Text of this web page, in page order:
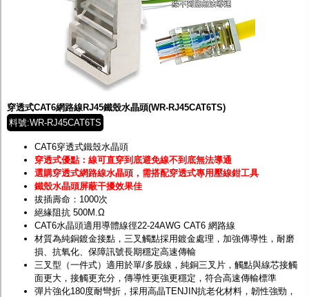
穿透式CAT6網路線RJ45鐵殼水晶頭(WR-RJ45CAT6TS)
料號:WR-RJ45CAT6TS
CAT6穿透式鐵殼水晶頭
穿透式優點：線可直穿到底避免線不到底無法導通
選購穿透式網路線水晶頭，需搭配穿透式專用壓線鉗工具
鐵殼水晶頭屏蔽干擾效果佳
拔插壽命：1000次
絕緣阻抗 500M.Ω
CAT6水晶頭適用導體線徑22-24AWG CAT6 網路線
材質為純銅鍍金接點，三叉觸點採用鍍金處理，加強傳導性，耐磨
損、抗氧化、保障訊號長期穩定高速傳輸
三叉型（一件式）適用於單/多股線，純銅三叉片，觸點與線芯接觸
面更大，接觸更充分，傳導性更強更穩定，符合高速傳輸標準
彈片強化180度耐彎折，採用高晶TENJIN抗老化材料，韌性強勁，